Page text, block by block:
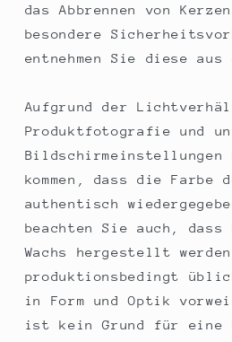
das Abbrennen von
besondere
entnehmen Sie diese
Aufgrund der
Produktfotografie und
Bildschirmeinstellungen
kommen, dass die Farbe
authentisch
beachten Sie auch, dass
Wachs hergestellt
produktionsbedingt
in Form und Optik
ist kein Grund für eine